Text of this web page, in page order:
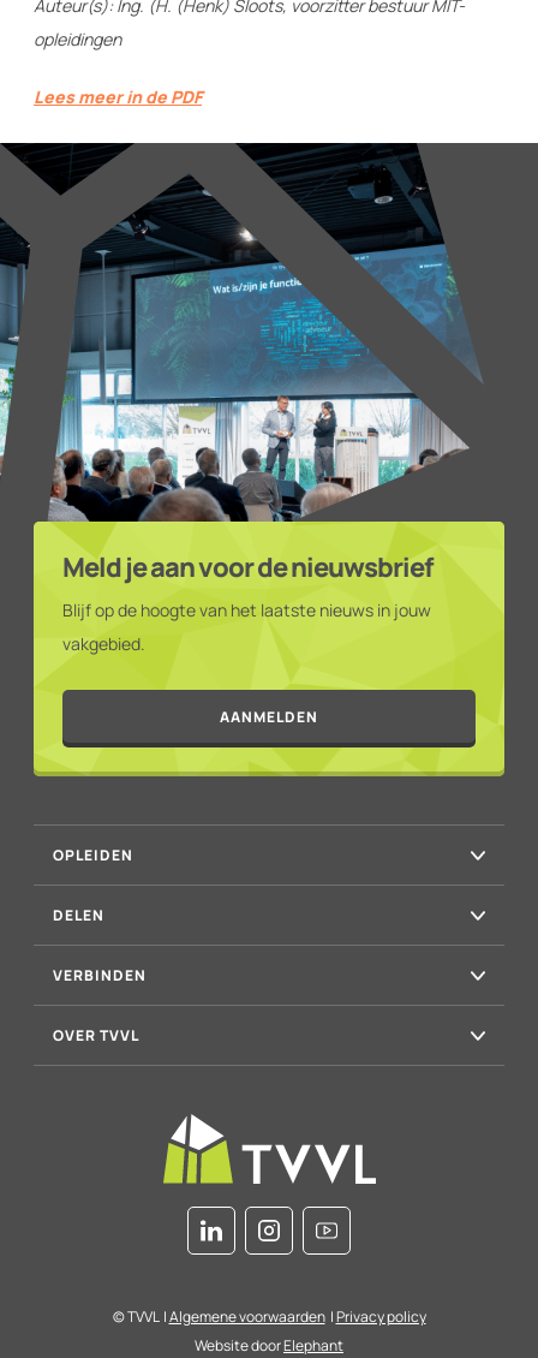
Auteur(s): Ing. (H. (Henk) Sloots, voorzitter bestuur MIT-
opleidingen
Lees meer in de PDF
Meld je aan voor de nieuwsbrief
Blijf op de hoogte van het laatste nieuws in jouw
vakgebied.
AANMELDEN
OPLEIDEN
DELEN
VERBINDEN
OVER TVVL
© TVVL|Algemene voorwaarden|Privacy policy
Website doorElephant